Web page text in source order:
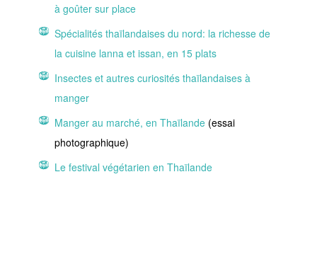
à goûter sur place
Spécialités thaïlandaises du nord: la richesse de
la cuisine lanna et issan, en 15 plats
Insectes et autres curiosités thaïlandaises à
manger
Manger au marché, en Thaïlande(essai
photographique)
Le festival végétarien en Thaïlande